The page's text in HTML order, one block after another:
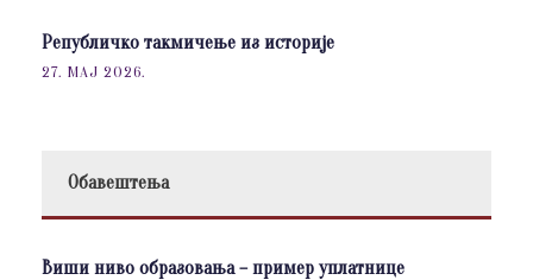
Републичко такмичење из историје
27. МАЈ 2026.
Обавештења
Виши ниво образовања – пример уплатнице